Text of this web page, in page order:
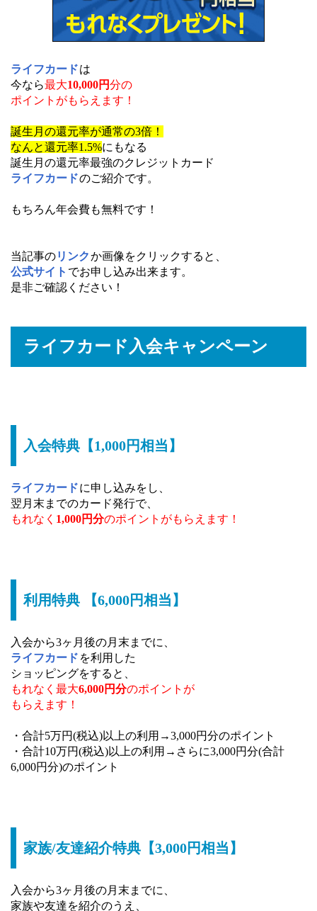
ライフカードは
今なら最大10,000円分の
ポイントがもらえます！
誕生月の還元率が通常の3倍！
なんと還元率1.5%にもなる
誕生月の還元率最強のクレジットカード
ライフカードのご紹介です。
もちろん年会費も無料です！
当記事のリンクか画像をクリックすると、
公式サイト でお申し込み出来ます。
是非ご確認ください！
ライフカード入会キャンペーン
入会特典【1,000円相当】
ライフカードに申し込みをし、
翌月末までのカード発行で、
もれなく 1,000円分のポイントがもらえます！
利用特典 【6,000円相当】
入会から3ヶ月後の月末までに、
ライフカード を利用した
ショッピングをすると、
もれなく最大6,000円分のポイントが
もらえます！
・合計5万円(税込)以上の利用→3,000円分のポイント
・合計10万円(税込)以上の利用→さらに3,000円分(合計
6,000円分)のポイント
家族/友達紹介特典【3,000円相当】
入会から3ヶ月後の月末までに、
家族や友達を紹介のうえ、